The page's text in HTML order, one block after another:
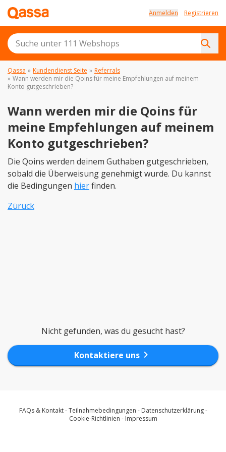
Anmelden Registrieren
Qassa » Kundendienst Seite » Referrals
» Wann werden mir die Qoins für meine Empfehlungen auf meinem
Konto gutgeschrieben?
Wann werden mir die Qoins für
meine Empfehlungen auf meinem
Konto gutgeschrieben?
Die Qoins werden deinem Guthaben gutgeschrieben,
sobald die Überweisung genehmigt wurde. Du kannst
die Bedingungen hierfinden.
Züruck
Nicht gefunden, was du gesucht hast?
Kontaktiere uns chevron_right
FAQs & Kontakt-Teilnahmebedingungen - Datenschutzerklärung-
Cookie-Richtlinien - Impressum